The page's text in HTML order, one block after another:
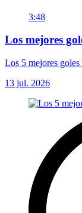
3:48
Los mejores
Los 5 mejores
13 jul. 2026